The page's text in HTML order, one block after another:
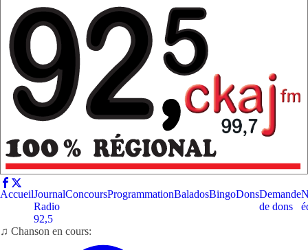
AccueilJournal
Radio
92,5
ConcoursProgrammationBaladosBingoDonsDemande
de dons
♫ Chanson en cours: